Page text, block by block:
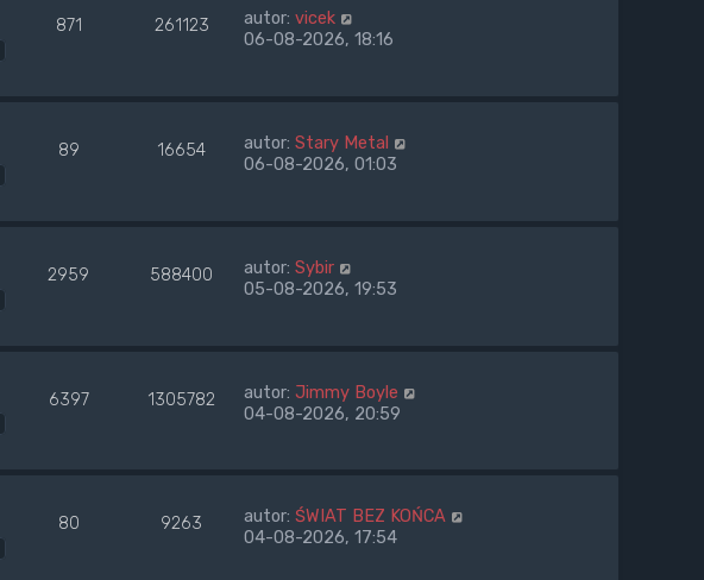
871 261123 autor: vicek
06-08-2026, 18:16
89 16654 autor: Stary Metal
06-08-2026, 01:03
2959 588400 autor: Sybir
05-08-2026, 19:53
6397 1305782 autor: Jimmy Boyle
04-08-2026, 20:59
80 9263 autor: ŚWIAT BEZ KOŃCA
04-08-2026, 17:54